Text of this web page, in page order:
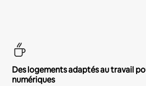
Des logements adaptés au travail
numériques